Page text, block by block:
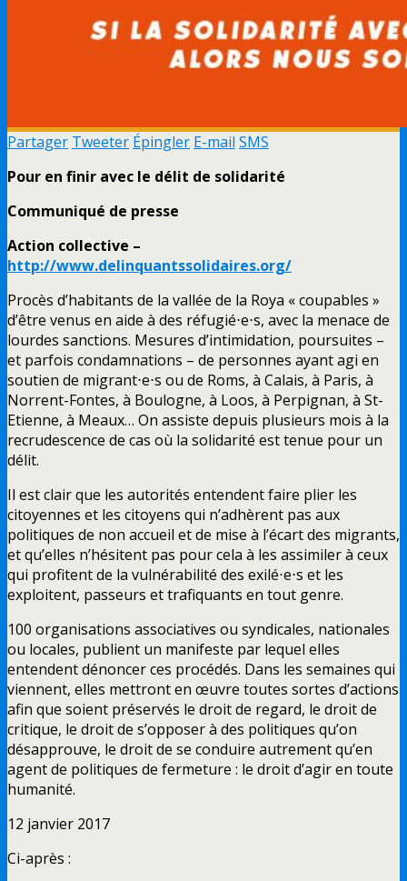
Partager Tweeter Épingler E-mail SMS
Pour en finir avec le délit de solidarité
Communiqué de presse
Action collective –
http://www.delinquantssolidaires.org/
Procès d’habitants de la vallée de la Roya « coupables »
d’être venus en aide à des réfugié⋅e⋅s, avec la menace de
lourdes sanctions. Mesures d’intimidation, poursuites –
et parfois condamnations – de personnes ayant agi en
soutien de migrant⋅e⋅s ou de Roms, à Calais, à Paris, à
Norrent-Fontes, à Boulogne, à Loos, à Perpignan, à St-
Etienne, à Meaux… On assiste depuis plusieurs mois à la
recrudescence de cas où la solidarité est tenue pour un
délit.
Il est clair que les autorités entendent faire plier les
citoyennes et les citoyens qui n’adhèrent pas aux
politiques de non accueil et de mise à l’écart des migrants,
et qu’elles n’hésitent pas pour cela à les assimiler à ceux
qui profitent de la vulnérabilité des exilé⋅e⋅s et les
exploitent, passeurs et trafiquants en tout genre.
100 organisations associatives ou syndicales, nationales
ou locales, publient un manifeste par lequel elles
entendent dénoncer ces procédés. Dans les semaines qui
viennent, elles mettront en œuvre toutes sortes d’actions
afin que soient préservés le droit de regard, le droit de
critique, le droit de s’opposer à des politiques qu’on
désapprouve, le droit de se conduire autrement qu’en
agent de politiques de fermeture : le droit d’agir en toute
humanité.
12 janvier 2017
Ci-après :